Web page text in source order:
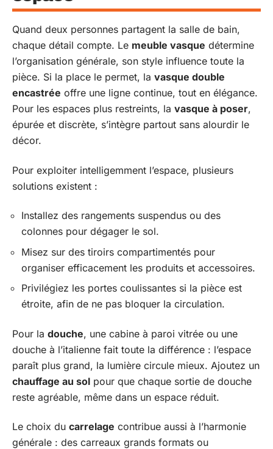
Quand deux personnes partagent la salle de bain,
chaque détail compte. Le meuble vasque détermine
l’organisation générale, son style influence toute la
pièce. Si la place le permet, la vasque double
encastrée offre une ligne continue, tout en élégance.
Pour les espaces plus restreints, la vasque à poser,
épurée et discrète, s’intègre partout sans alourdir le
décor.
Pour exploiter intelligemment l’espace, plusieurs
solutions existent :
Installez des rangements suspendus ou des
colonnes pour dégager le sol.
Misez sur des tiroirs compartimentés pour
organiser efficacement les produits et accessoires.
Privilégiez les portes coulissantes si la pièce est
étroite, afin de ne pas bloquer la circulation.
Pour la douche, une cabine à paroi vitrée ou une
douche à l’italienne fait toute la différence : l’espace
paraît plus grand, la lumière circule mieux. Ajoutez un
chauffage au sol pour que chaque sortie de douche
reste agréable, même dans un espace réduit.
Le choix du carrelage contribue aussi à l’harmonie
générale : des carreaux grands formats ou